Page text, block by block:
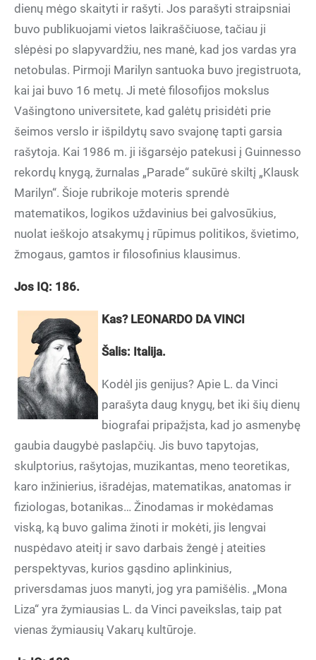
dienų mėgo skaityti ir rašyti. Jos parašyti straipsniai
buvo publikuojami vietos laikraščiuose, tačiau ji
slėpėsi po slapyvardžiu, nes manė, kad jos vardas yra
netobulas. Pirmoji Marilyn santuoka buvo įregistruota,
kai jai buvo 16 metų. Ji metė filosofijos mokslus
Vašingtono universitete, kad galėtų prisidėti prie
šeimos verslo ir išpildytų savo svajonę tapti garsia
rašytoja. Kai 1986 m. ji išgarsėjo patekusi į Guinnesso
rekordų knygą, žurnalas „Parade“ sukūrė skiltį „Klausk
Marilyn“. Šioje rubrikoje moteris sprendė
matematikos, logikos uždavinius bei galvosūkius,
nuolat ieškojo atsakymų į rūpimus politikos, švietimo,
žmogaus, gamtos ir filosofinius klausimus.
Jos IQ: 186.
Kas? LEONARDO DA VINCI
Šalis: Italija.
Kodėl jis genijus? Apie L. da Vinci
parašyta daug knygų, bet iki šių dienų
biografai pripažįsta, kad jo asmenybę
gaubia daugybė paslapčių. Jis buvo tapytojas,
skulptorius, rašytojas, muzikantas, meno teoretikas,
karo inžinierius, išradėjas, matematikas, anatomas ir
fiziologas, botanikas… Žinodamas ir mokėdamas
viską, ką buvo galima žinoti ir mokėti, jis lengvai
nuspėdavo ateitį ir savo darbais žengė į ateities
perspektyvas, kurios gąsdino aplinkinius,
priversdamas juos manyti, jog yra pamišėlis. „Mona
Liza“ yra žymiausias L. da Vinci paveikslas, taip pat
vienas žymiausių Vakarų kultūroje.